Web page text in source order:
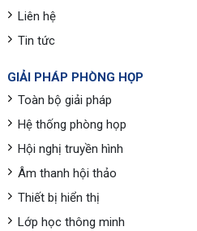
Liên hệ
Tin tức
GIẢI PHÁP PHÒNG HỌP
Toàn bộ giải pháp
Hệ thống phòng họp
Hội nghị truyền hình
Âm thanh hội thảo
Thiết bị hiển thị
Lớp học thông minh